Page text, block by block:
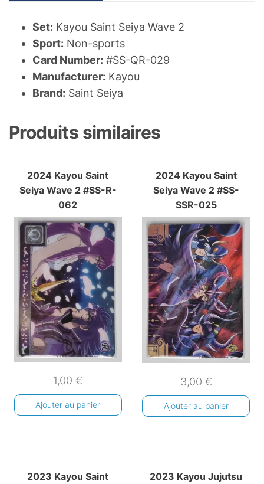
Set: Kayou Saint Seiya Wave 2
Sport: Non-sports
Card Number: #SS-QR-029
Manufacturer: Kayou
Brand: Saint Seiya
Produits similaires
2024 Kayou Saint
Seiya Wave 2 #SS-R-
062
1,00€
Ajouter au panier
2024 Kayou Saint
Seiya Wave 2 #SS-
SSR-025
3,00 €
Ajouter au panier
2023 Kayou Saint
2023 Kayou Jujutsu